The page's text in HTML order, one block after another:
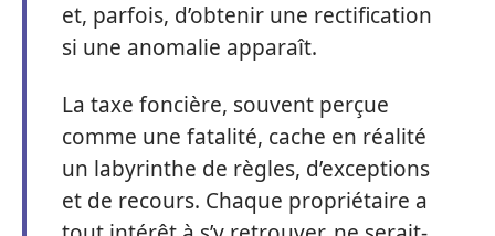
et, parfois, d’obtenir une rectification
si une anomalie apparaît.
La taxe foncière, souvent perçue
comme une fatalité, cache en réalité
un labyrinthe de règles, d’exceptions
et de recours. Chaque propriétaire a